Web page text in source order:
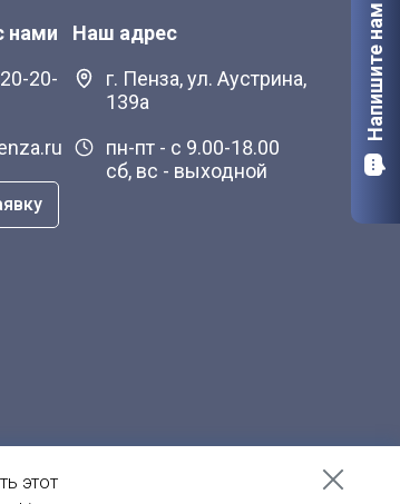
нами
20-
Наш адрес
г. Пенза, ул. Аустрина,
139а
пн-пт - с 9.00-18.00
сб, вс - выходной
Напишите нам
этот